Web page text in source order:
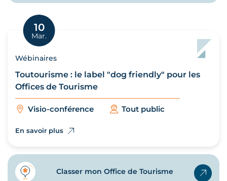
10
Mar.
Wébinaires
Toutourisme : le label "dog friendly" pour les
Offices de Tourisme
Visio-conférence Tout public
En savoir plus
Classer mon Office de Tourisme